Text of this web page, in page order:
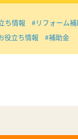
ち情報
#リフォーム
役立ち情報 #補助金